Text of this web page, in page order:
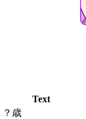
Text
？歳